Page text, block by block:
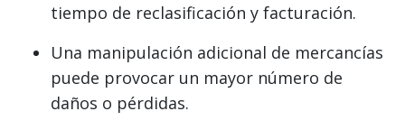
tiempo de reclasificación y facturación.
Una manipulación adicional de mercancías
puede provocar un mayor número de
daños o pérdidas.